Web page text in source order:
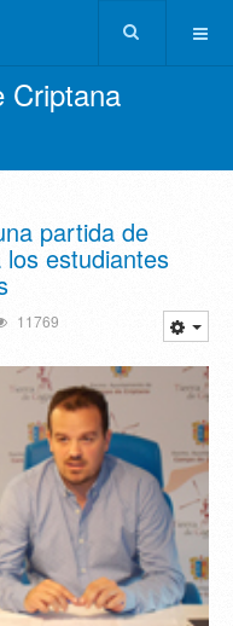
Criptana
partida de
estudiantes
11769